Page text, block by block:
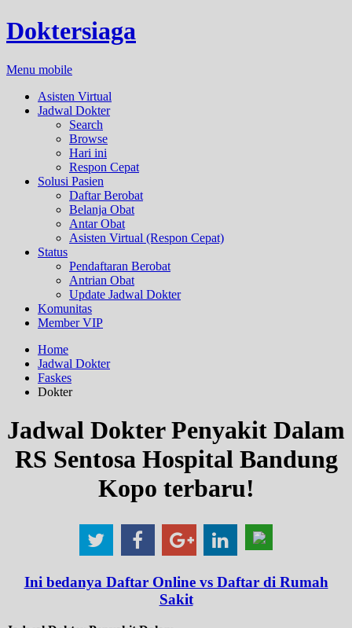
Doktersiaga
Menu mobile
Asisten Virtual
Jadwal Dokter
Search
Browse
Hari ini
Respon Cepat
Solusi Pasien
Daftar Berobat
Belanja Obat
Antar Obat
Asisten Virtual (Respon Cepat)
Status
Pendaftaran Berobat
Antrian Obat
Update Jadwal Dokter
Komunitas
Member VIP
Home
Jadwal Dokter
Faskes
Dokter
Jadwal Dokter Penyakit Dalam
RS Sentosa Hospital Bandung
Kopo terbaru!
Ini bedanya Daftar Online vs Daftar di Rumah
Sakit